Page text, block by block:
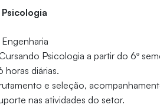
Psicologia a partir do 6º
horas diárias.
e seleção,
nas atividades do setor.